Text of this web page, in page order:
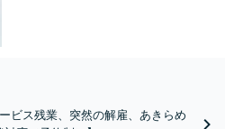
ビス残業、突然の解雇、あきらめ